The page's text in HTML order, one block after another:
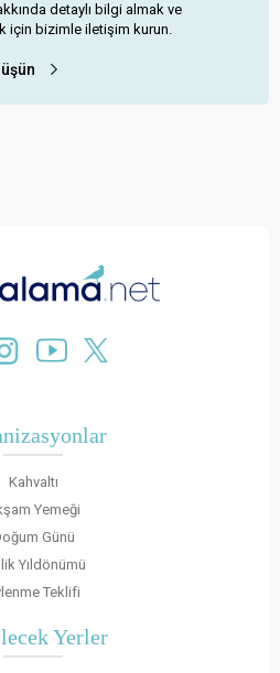
detaylı bilgi almak ve
için bizimle iletişim kurun.
Kahvaltı
Yemeği
Günü
Yıldönümü
Teklifi
Yerler